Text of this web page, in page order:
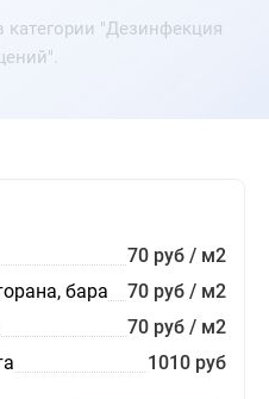
категории "Дезинфекция
70 руб / м2
бара
70 руб / м2
70 руб / м2
1010 руб